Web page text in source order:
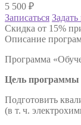
5 500 ₽
Записаться
Скидка от 15%
Описание
Программа
Цель программы
Подготовить
(в т. ч.